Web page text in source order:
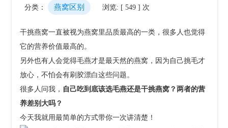
分类： 燕窝区别 浏览: [ 549 ] 次
干挑燕窝一直被视为燕窝里品质最高的一类，很多人也觉得
它的营养价值最高的。
另外也有人会觉得毛燕才是最天然的燕窝，因为自己挑毛才
放心，不怕会有刷胶漂白这些问题。
很多人问我， 自己吃到底该选毛燕还是干挑燕窝？两者的营
养差别大吗？
今天我就用最简单的方式带你一次讲清楚！